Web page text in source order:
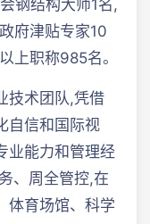
钢结构大师1名,
府津贴专家10
上职称985名。
技术团队,凭借
自信和国际视
业能力和管理经
、周全管控,在
体育场馆、科学